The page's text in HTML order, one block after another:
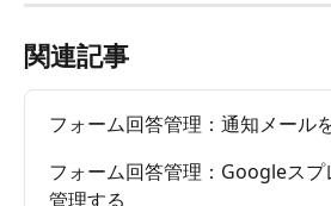
関連記事
フォーム回答管理：通知メール
フォーム回答管理：Googleス
管理する